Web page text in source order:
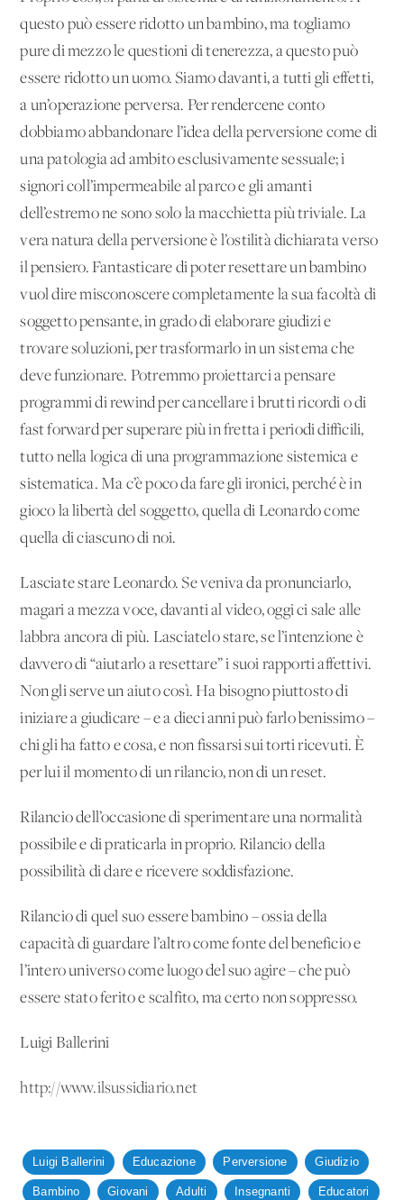
questo può essere ridotto un bambino, ma togliamo
pure di mezzo le questioni di tenerezza, a questo può
essere ridotto un uomo. Siamo davanti, a tutti gli effetti,
a un’operazione perversa. Per rendercene conto
dobbiamo abbandonare l’idea della perversione come di
una patologia ad ambito esclusivamente sessuale; i
signori coll’impermeabile al parco e gli amanti
dell’estremo ne sono solo la macchietta più triviale. La
vera natura della perversione è l’ostilità dichiarata verso
il pensiero. Fantasticare di poter resettare un bambino
vuol dire misconoscere completamente la sua facoltà di
soggetto pensante, in grado di elaborare giudizi e
trovare soluzioni, per trasformarlo in un sistema che
deve funzionare. Potremmo proiettarci a pensare
programmi di rewind per cancellare i brutti ricordi o di
fast forward per superare più in fretta i periodi difficili,
tutto nella logica di una programmazione sistemica e
sistematica. Ma c’è poco da fare gli ironici, perché è in
gioco la libertà del soggetto, quella di Leonardo come
quella di ciascuno di noi.
Lasciate stare Leonardo. Se veniva da pronunciarlo,
magari a mezza voce, davanti al video, oggi ci sale alle
labbra ancora di più. Lasciatelo stare, se l’intenzione è
davvero di “aiutarlo a resettare” i suoi rapporti affettivi.
Non gli serve un aiuto così. Ha bisogno piuttosto di
iniziare a giudicare – e a dieci anni può farlo benissimo –
chi gli ha fatto e cosa, e non fissarsi sui torti ricevuti. È
per lui il momento di un rilancio, non di un reset.
Rilancio dell’occasione di sperimentare una normalità
possibile e di praticarla in proprio. Rilancio della
possibilità di dare e ricevere soddisfazione.
Rilancio di quel suo essere bambino – ossia della
capacità di guardare l’altro come fonte del beneficio e
l’intero universo come luogo del suo agire – che può
essere stato ferito e scalfito, ma certo non soppresso.
Luigi Ballerini
http://www.ilsussidiario.net
Luigi Ballerini Educazione Perversione Giudizio
Bambino Giovani Adulti Insegnanti Educatori